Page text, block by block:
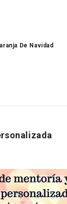
De Navidad